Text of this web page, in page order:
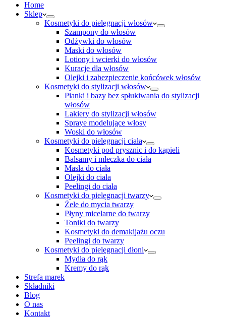
Home
Sklep
Kosmetyki do pielęgnacji włosów
Szampony do włosów
Odżywki do włosów
Maski do włosów
Lotiony i wcierki do włosów
Kuracje dla włosów
Olejki i zabezpieczenie końcówek włosów
Kosmetyki do stylizacji włosów
Pianki i bazy bez spłukiwania do stylizacji
włosów
Lakiery do stylizacji włosów
Spraye modelujące włosy
Woski do włosów
Kosmetyki do pielęgnacji ciała
Kosmetyki pod prysznic i do kąpieli
Balsamy i mleczka do ciała
Masła do ciała
Olejki do ciała
Peelingi do ciała
Kosmetyki do pielęgnacji twarzy
Żele do mycia twarzy
Płyny micelarne do twarzy
Toniki do twarzy
Kosmetyki do demakijażu oczu
Peelingi do twarzy
Kosmetyki do pielęgnacji dłoni
Mydła do rąk
Kremy do rąk
Strefa marek
Składniki
Blog
O nas
Kontakt